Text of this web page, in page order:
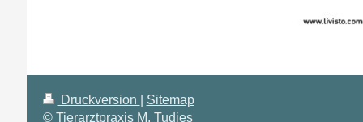
Druckversion
Sitemap
© Tierarztpraxis M. Tudies